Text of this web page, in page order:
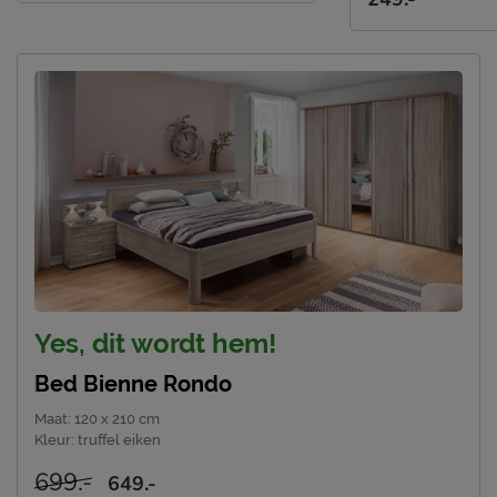
Yes, dit wordt hem!
Bed Bienne Rondo
Maat: 120 x 210 cm
Kleur: truffel eiken
699.- 649.-